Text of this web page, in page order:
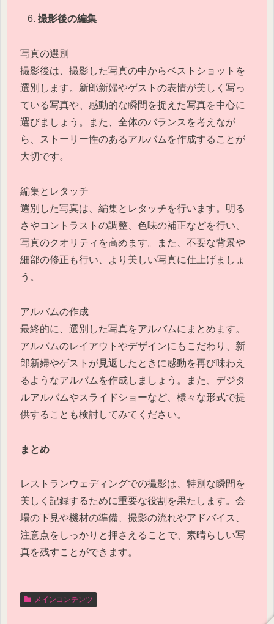
撮影後の編集
写真の選別
撮影後は、撮影した写真の中からベストショットを
選別します。新郎新婦やゲストの表情が美しく写っ
ている写真や、感動的な瞬間を捉えた写真を中心に
選びましょう。また、全体のバランスを考えなが
ら、ストーリー性のあるアルバムを作成することが
大切です。
編集とレタッチ
選別した写真は、編集とレタッチを行います。明る
さやコントラストの調整、色味の補正などを行い、
写真のクオリティを高めます。また、不要な背景や
細部の修正も行い、より美しい写真に仕上げましょ
う。
アルバムの作成
最終的に、選別した写真をアルバムにまとめます。
アルバムのレイアウトやデザインにもこだわり、新
郎新婦やゲストが見返したときに感動を再び味わえ
るようなアルバムを作成しましょう。また、デジタ
ルアルバムやスライドショーなど、様々な形式で提
供することも検討してみてください。
まとめ
レストランウェディングでの撮影は、特別な瞬間を
美しく記録するために重要な役割を果たします。会
場の下見や機材の準備、撮影の流れやアドバイス、
注意点をしっかりと押さえることで、素晴らしい写
真を残すことができます。
メインコンテンツ